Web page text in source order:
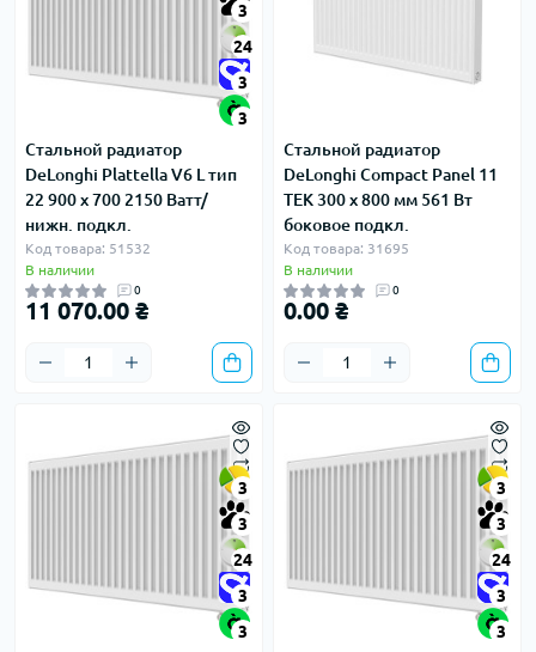
3
24
3
3
Стальной радиатор
DeLonghi Plattella V6 L тип
22 900 x 700 2150 Ватт/
нижн. подкл.
Код товара: 51532
В наличии
0
11 070.00 ₴
Стальной радиатор
DeLonghi Compact Panel 11
TEK 300 x 800 мм 561 Вт
боковое подкл.
Код товара: 31695
В наличии
0
0.00 ₴
3
3
24
3
3
3
3
24
3
3